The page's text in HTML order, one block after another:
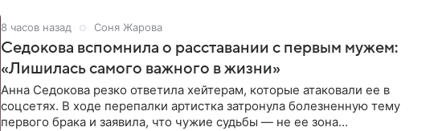
8 часов назад Соня Жарова
Седокова вспомнила о расставании с первым мужем:
«Лишилась самого важного в жизни»
Анна Седокова резко ответила хейтерам, которые атаковали ее в
соцсетях. В ходе перепалки артистка затронула болезненную тему
первого брака и заявила, что чужие судьбы — не ее зона